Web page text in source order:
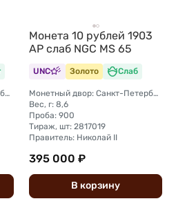
Монетный двор: Санкт-Петербургский монетный двор
Монета 10 рублей 1903
АР слаб NGC MS 65
UNC Золото Слаб
Монетный двор: Санкт-Петербургский монетный двор
Вес, г: 8,6
Проба: 900
Тираж, шт: 2817019
Правитель: Николай II
395 000 ₽
В корзину